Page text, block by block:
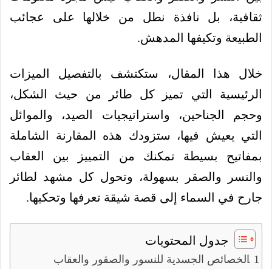
ثقافية، بل نافذة نطل من خلالها على عجائب
الطبيعة وتكيفها المدهش.
خلال هذا المقال، ستكتشف بالتفصيل الميزات
الرئيسية التي تميز كل طائر من حيث الشكل،
وحجم الجناحين، واستراتيجيات الصيد، والموائل
التي يعيش فيها، ستزودك هذه المقارنة الشاملة
بمفاتيح بسيطة تمكنك من التمييز بين العقاب
والنسر والصقر بسهولة، وتحول كل مشهد لطائر
جارح في السماء إلى قصة شيقة تعرفها وتحكيها.
جدول المحتويات
الخصائص الجسدية للنسور والصقور والعقاب